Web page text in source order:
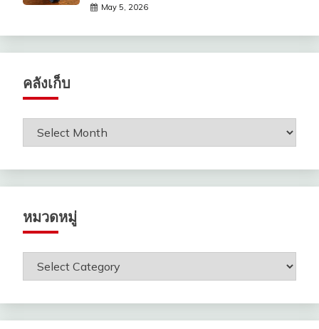
May 5, 2026
คลังเก็บ
คลัง
หมวดหมู่
หมวด